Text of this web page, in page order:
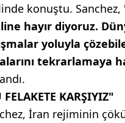
konuştu. Sanchez,
hayır diyoruz.
yoluyla
tekrarlamaya
KARŞIYIZ"
İran rejiminin